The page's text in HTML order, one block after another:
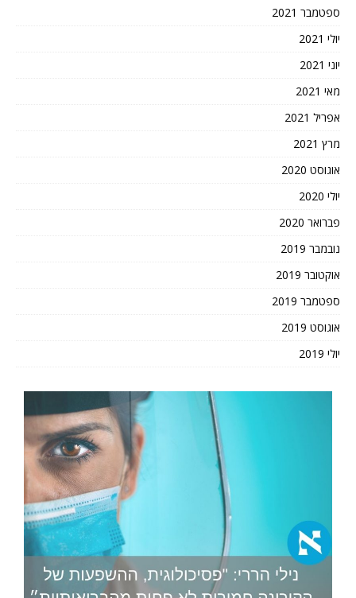
ספטמבר 2021
יולי 2021
יוני 2021
מאי 2021
אפריל 2021
מרץ 2021
אוגוסט 2020
יולי 2020
פברואר 2020
נובמבר 2019
אוקטובר 2019
ספטמבר 2019
אוגוסט 2019
יולי 2019